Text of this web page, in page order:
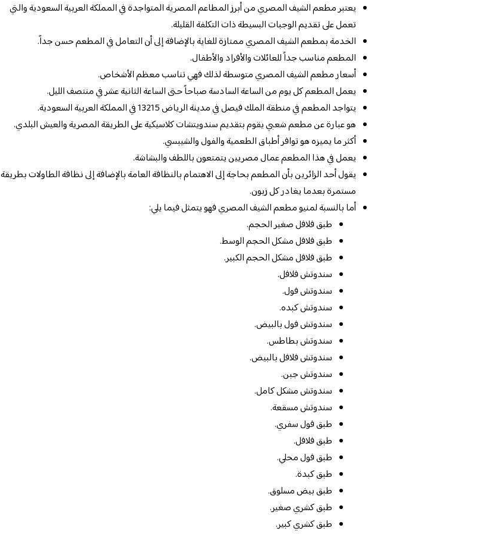
يعتبر مطعم الشيف المصري من أبرز المطاعم المصرية المتواجدة في المملكة العربية السعودية والتي
تعمل على تقديم الوجبات البسيطة ذات التكلفة القليلة.
الخدمة بمطعم الشيف المصري ممتازة للغاية بالإضافة إلى أن التعامل في المطعم حسن جداً.
المطعم مناسب جداً للعائلات والأفراد والأطفال.
أسعار مطعم الشيف المصري متوسطة لذلك فهي تناسب معظم الأشخاص.
يعمل المطعم كل يوم من الساعة السادسة صباحاً حتى الساعة الثانية عشر في منتصف الليل.
يتواجد المطعم في منطقة الملك فيصل في مدينة الرياض 13215 في المملكة العربية السعودية.
هو عبارة عن مطعم شعبي يقوم بتقديم سندويتشات كلاسيكية على الطريقة المصرية والعيش البلدي.
أكثر ما يميزه هو توافر أطباق الطعمية والفول والشيبسي.
يعمل في هذا المطعم عمال مصريين يتمتعون باللطف والبشاشة.
يقول أحد الزائرين بأن المطعم بحاجة إلى الاهتمام بالنظافة العامة بالإضافة إلى نظافة الطاولات بطريقة
مستمرة بعدما يغادر كل زبون.
أما بالنسبة لمنيو مطعم الشيف المصري فهو يتمثل فيما يلي:
طبق فلافل صغير الحجم.
طبق فلافل مشكل الحجم الوسط.
طبق فلافل مشكل الحجم الكبير.
سندوتش فلافل.
سندوتش فول.
سندوتش كبده.
سندوتش فول بالبيض.
سندوتش بطاطس.
سندوتش فلافل بالبيض.
سندوتش جبن.
سندوتش مشكل كامل.
سندوتش مسقعة.
طبق فول سفري.
طبق فلافل.
طبق فول محلي.
طبق كبدة.
طبق بيض مسلوق.
طبق كشري صغير.
طبق كشري كبير.